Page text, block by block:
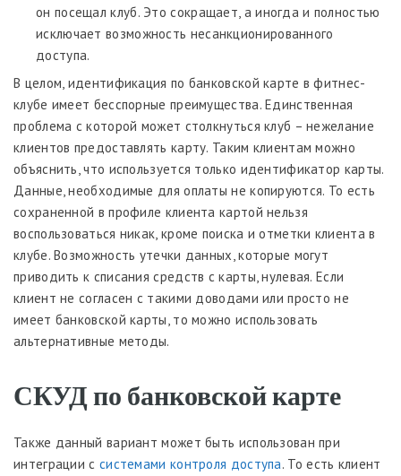
он посещал клуб. Это сокращает, а иногда и полностью
исключает возможность несанкционированного
доступа.
В целом, идентификация по банковской карте в фитнес-
клубе имеет бесспорные преимущества. Единственная
проблема с которой может столкнуться клуб – нежелание
клиентов предоставлять карту. Таким клиентам можно
объяснить, что используется только идентификатор карты.
Данные, необходимые для оплаты не копируются. То есть
сохраненной в профиле клиента картой нельзя
воспользоваться никак, кроме поиска и отметки клиента в
клубе. Возможность утечки данных, которые могут
приводить к списания средств с карты, нулевая. Если
клиент не согласен с такими доводами или просто не
имеет банковской карты, то можно использовать
альтернативные методы.
СКУД по банковской карте
Также данный вариант может быть использован при
интеграции с системами контроля доступа. То есть клиент